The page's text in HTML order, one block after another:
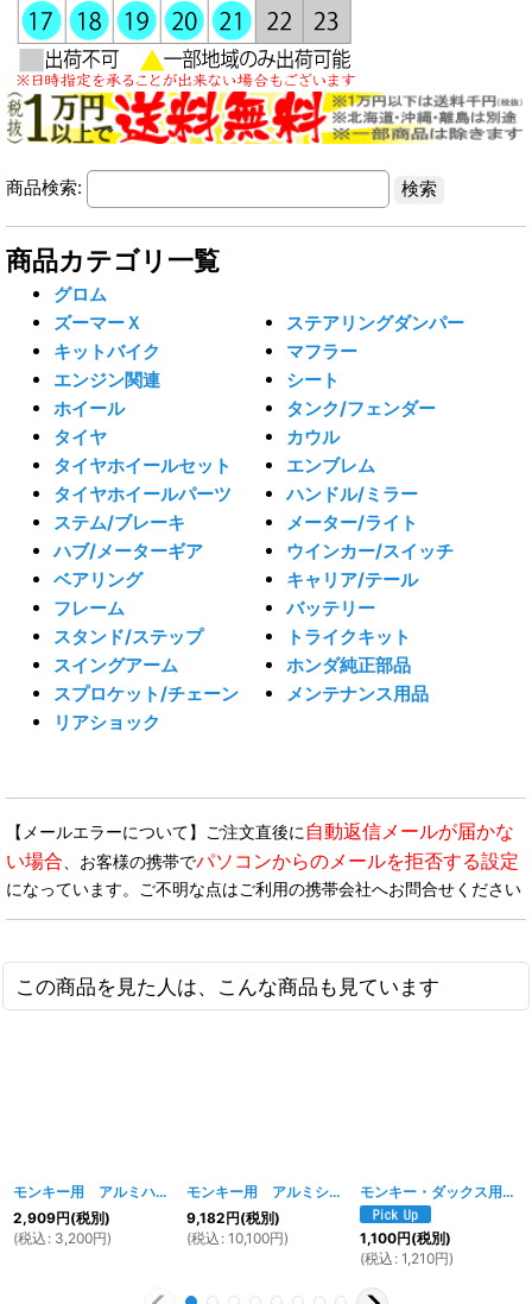
商品検索:
商品カテゴリ一覧
グロム
ズーマーＸ
キットバイク
エンジン関連
ホイール
タイヤ
タイヤホイールセット
タイヤホイールパーツ
ステム/ブレーキ
ハブ/メーターギア
ベアリング
フレーム
スタンド/ステップ
スイングアーム
スプロケット/チェーン
リアショック
ステアリングダンパー
マフラー
シート
タンク/フェンダー
カウル
エンブレム
ハンドル/ミラー
メーター/ライト
ウインカー/スイッチ
キャリア/テール
バッテリー
トライクキット
ホンダ純正部品
メンテナンス用品
【メールエラーについて】ご注文直後に 自動返信メールが届かな
い場合 、お客様の携帯でパソコンからのメールを拒否する設定
になっています。ご不明な点はご利用の携帯会社へお問合せください
この商品を見た人は、こんな商品も見ています
モンキー用 アルミハンドルブレース 385ｗ]
2,909円(税別)
(税込 : 3,200円)
モンキー用 アルミショートサブフレーム [544w]
9,182円(税別)
(税込 : 10,100円)
モンキー・ダックス用 アルミタペットカバー
1,100円(税別)
(税込 : 1,210円)